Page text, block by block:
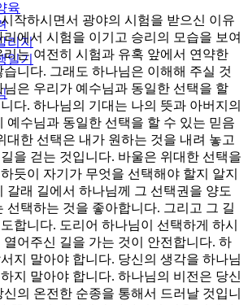
육
리지
일기
작하시면서 광야의 시험을 받으신 이유
에서 시험을 이기고 승리의 모습을 보여
는 여전히 시험과 유혹 앞에서 연약한
습니다. 그래도 하나님은 이해해 주실 것
은 우리가 예수님과 동일한 선택을 할
다. 하나님의 기대는 나의 뜻과 아버지의
예수님과 동일한 선택을 할 수 있는 믿음
대한 선택은 내가 원하는 것을 내려 놓고
을 걷는 것입니다. 바울은 위대한 선택을
듯이 자기가 무엇을 선택해야 할지 알지
갈래 길에서 하나님께 그 선택권을 양도
선택하는 것을 좋아합니다. 그리고 그 길
합니다. 도리어 하나님이 선택하게 하시
열어주신 길을 가는 것이 안전합니다. 하
지 말아야 합니다. 당신의 생각을 하나님
지 말아야 합니다. 하나님의 비전은 당신
의 온전한 순종을 통해서 드러날 것입니